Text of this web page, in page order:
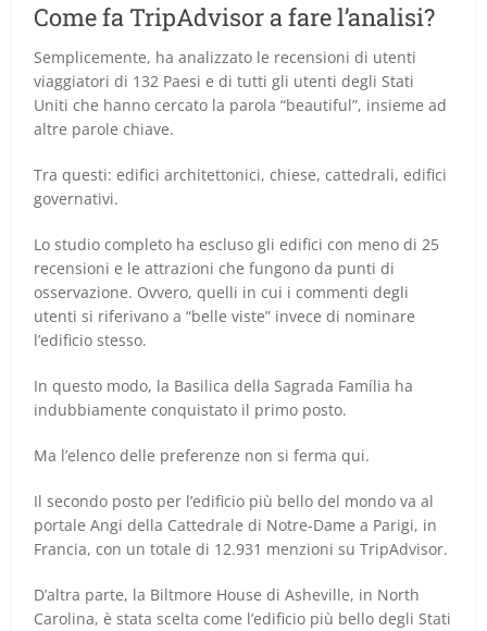
Come fa TripAdvisor a fare l’analisi?
Semplicemente, ha analizzato le recensioni di utenti
viaggiatori di 132 Paesi e di tutti gli utenti degli Stati
Uniti che hanno cercato la parola “beautiful”, insieme ad
altre parole chiave.
Tra questi: edifici architettonici, chiese, cattedrali, edifici
governativi.
Lo studio completo ha escluso gli edifici con meno di 25
recensioni e le attrazioni che fungono da punti di
osservazione. Ovvero, quelli in cui i commenti degli
utenti si riferivano a “belle viste” invece di nominare
l’edificio stesso.
In questo modo, la Basilica della Sagrada Família ha
indubbiamente conquistato il primo posto.
Ma l’elenco delle preferenze non si ferma qui.
Il secondo posto per l’edificio più bello del mondo va al
portale Angi della Cattedrale di Notre-Dame a Parigi, in
Francia, con un totale di 12.931 menzioni su TripAdvisor.
D’altra parte, la Biltmore House di Asheville, in North
Carolina, è stata scelta come l’edificio più bello degli Stati